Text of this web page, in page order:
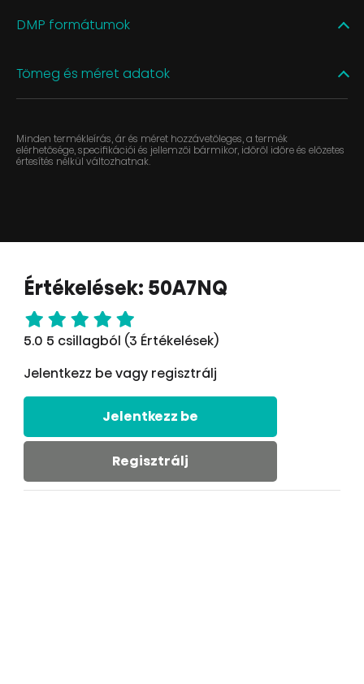
DMP formátumok
Tömeg és méret adatok
Minden termékleírás, ár és méret hozzávetőleges, a termék
elérhetősége, specifikációi és jellemzői bármikor, időről időre és előzetes
értesítés nélkül változhatnak.
Értékelések: 50A7NQ
5.0 5 csillagból (3 Értékelések)
Jelentkezz be vagy regisztrálj
Jelentkezz be
Regisztrálj